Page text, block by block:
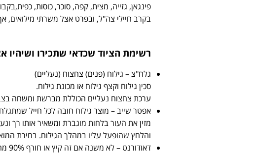
פינגאן, גזייה, מצית, קפה, סוכר, כוסות,
בקרב חיילי צה"ל, ובפרט אצל משרתי מילואים,
רשימת הציוד שכדאי שתכירו ושיהיו
גלח"צ – גילוח (פנים) צחצוח (נעליים)
סכין גילוח וקצף גילוח או מכונת גילוח.
ערכת צחצוח נעליים הכוללת מברשת ומשחה
אפטר שייב – מוצר גילוח חובה לכל חייל
מזין את העור בלחות מוגברת ומשאיר אותו רך
והלחץ שהופעל עליו במהלך הגילוח. בחירת
דאודורנט – לא משנה אם זה קיץ או חורף 90% מהזמן יהיה לכם חם! ככה זה בישראל.